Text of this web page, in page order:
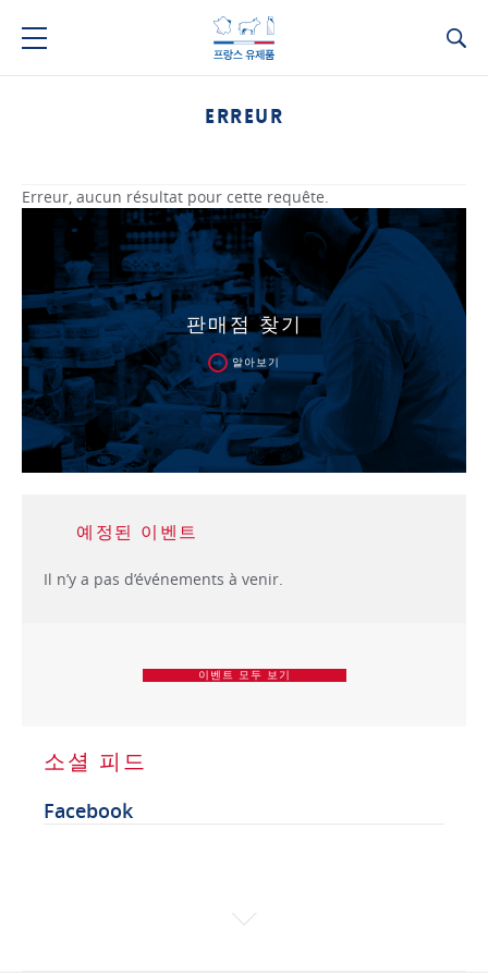
ERREUR
Erreur, aucun résultat pour cette requête.
판매점 찾기
알아보기
예정된 이벤트
Il n’y a pas d’événements à venir.
이벤트 모두 보기
소셜 피드
Facebook